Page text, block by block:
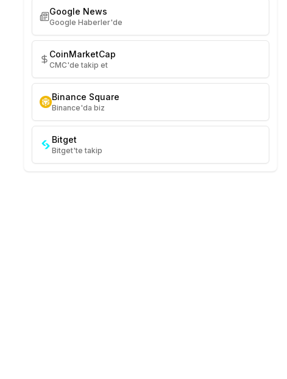
Google News
Google Haberler'de
CoinMarketCap
CMC'de takip et
Binance Square
Binance'da biz
Bitget
Bitget'te takip